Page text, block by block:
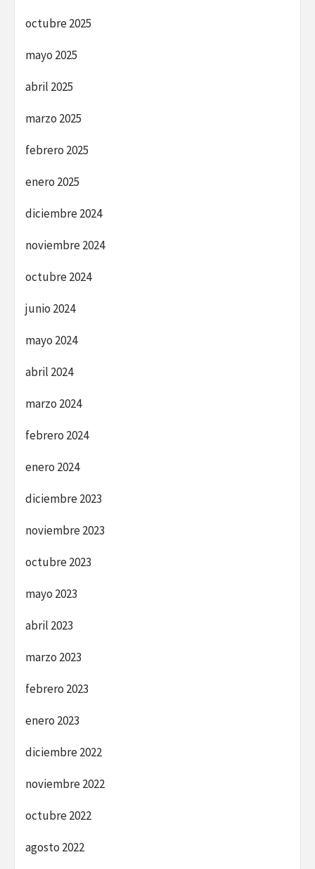
octubre 2025
mayo 2025
abril 2025
marzo 2025
febrero 2025
enero 2025
diciembre 2024
noviembre 2024
octubre 2024
junio 2024
mayo 2024
abril 2024
marzo 2024
febrero 2024
enero 2024
diciembre 2023
noviembre 2023
octubre 2023
mayo 2023
abril 2023
marzo 2023
febrero 2023
enero 2023
diciembre 2022
noviembre 2022
octubre 2022
agosto 2022